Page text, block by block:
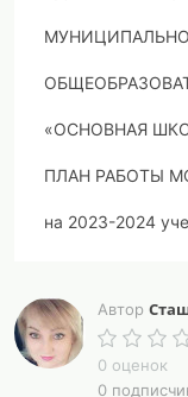
«ОСНОВНАЯ
ПЛАН РАБОТЫ
на 2023-2024
фактор
реализации
Автор
0 оценок
0